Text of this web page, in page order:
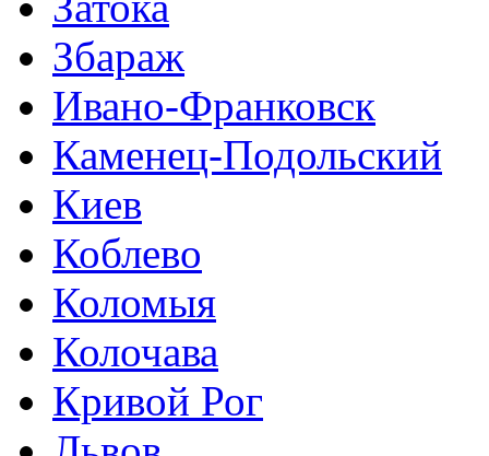
Збараж
Ивано-Франковск
Каменец-Подольский
Киев
Коблево
Коломыя
Колочава
Кривой Рог